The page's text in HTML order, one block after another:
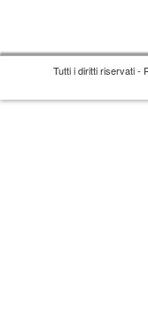
Tutti i diritti riservati -